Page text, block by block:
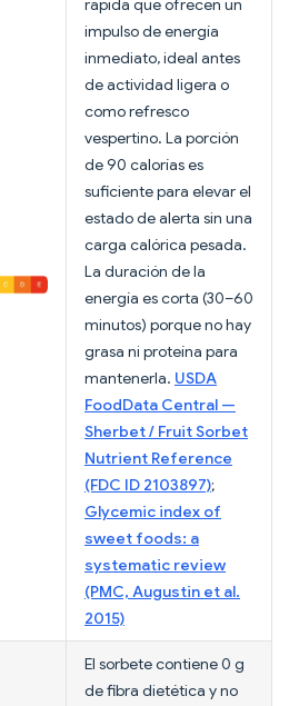
rápida que ofrecen un
impulso de energía
inmediato, ideal antes
de actividad ligera o
como refresco
vespertino. La porción
de 90 calorías es
suficiente para elevar el
estado de alerta sin una
carga calórica pesada.
La duración de la
energía es corta (30–60
minutos) porque no hay
grasa ni proteína para
mantenerla. USDA
FoodData Central —
Sherbet / Fruit Sorbet
Nutrient Reference
(FDC ID 2103897);
Glycemic index of
sweet foods: a
systematic review
(PMC, Augustin et al.
2015)
El sorbete contiene 0 g
de fibra dietética y no